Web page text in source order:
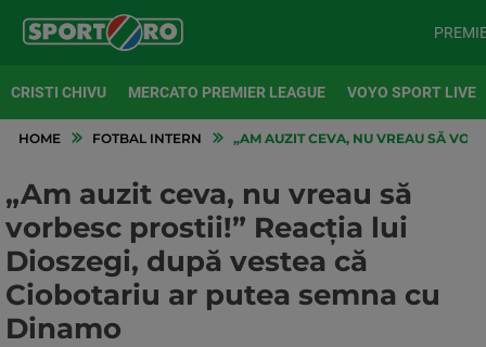
CRISTI CHIVU MERCATO PREMIER LEAGUE VOYO SPORT LIVE
HOME FOTBAL INTERN „AM AUZIT CEVA, NU VREAU SĂ
„Am auzit ceva, nu vreau să
vorbesc prostii!” Reacția lui
Dioszegi, după vestea că
Ciobotariu ar putea semna cu
Dinamo